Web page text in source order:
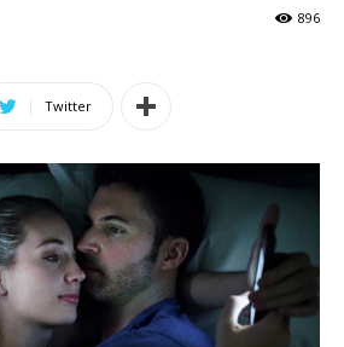
896
Twitter